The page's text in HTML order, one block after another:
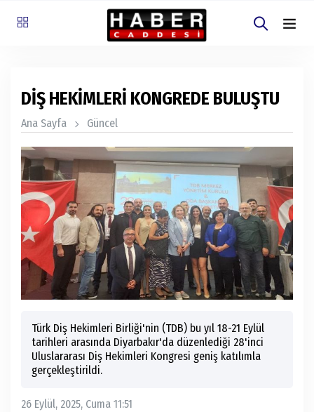
DİŞ HEKİMLERİ KONGREDE BULUŞTU
Ana Sayfa Güncel
Türk Diş Hekimleri Birliği'nin (TDB) bu yıl 18-21 Eylül
tarihleri arasında Diyarbakır'da düzenlediği 28'inci
Uluslararası Diş Hekimleri Kongresi geniş katılımla
gerçekleştirildi.
26 Eylül, 2025, Cuma 11:51